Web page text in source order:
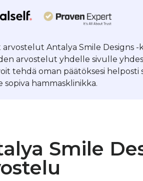
Antalya Smile Designs -
arvostelut yhdelle sivulle
tehdä oman päätöksesi helposti
hammasklinikka.
Smile